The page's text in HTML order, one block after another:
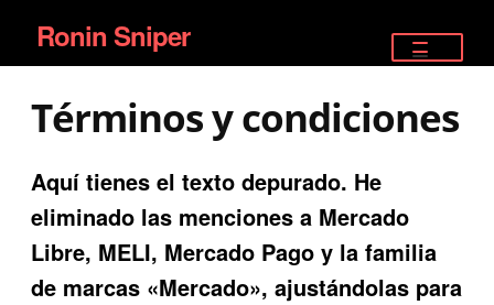
Ir
a
la
navegación
Ir
al
contenido
Ronin Sniper
EQUIPAMIENTO ÉLITE
PISTOLAS
SATELITALES
Términos y condiciones
Aquí tienes el texto depurado. He
eliminado las menciones a Mercado
Libre, MELI, Mercado Pago y la familia
de marcas «Mercado», ajustándolas para